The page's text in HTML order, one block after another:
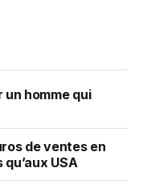
homme qui
de ventes en
USA